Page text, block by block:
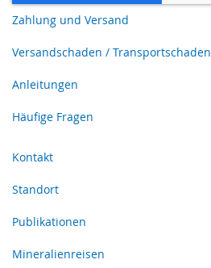
Zahlung und Versand
Versandschaden / Transportschaden
Anleitungen
Häufige Fragen
Kontakt
Standort
Publikationen
Mineralienreisen